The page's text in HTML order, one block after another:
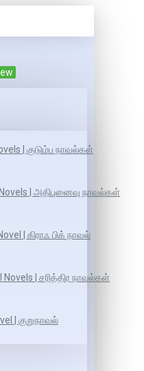
| குடும்ப நாவல்கள்
| அதிபுனைவு நாவல்கள்
| கிராஃ பிக் நாவல்
Novels | சரித்திர நாவல்கள்
| குறுநாவல்